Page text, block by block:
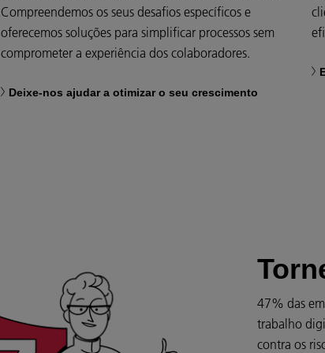
Compreendemos os seus desafios específicos e
oferecemos soluções para simplificar processos sem
comprometer a experiência dos colaboradores.
Deixe-nos ajudar a otimizar o seu crescimento
47% das
trabalho
contra os